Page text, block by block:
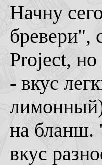
Начну
бревери",
Project,
- вкус
на бланш.
вкус